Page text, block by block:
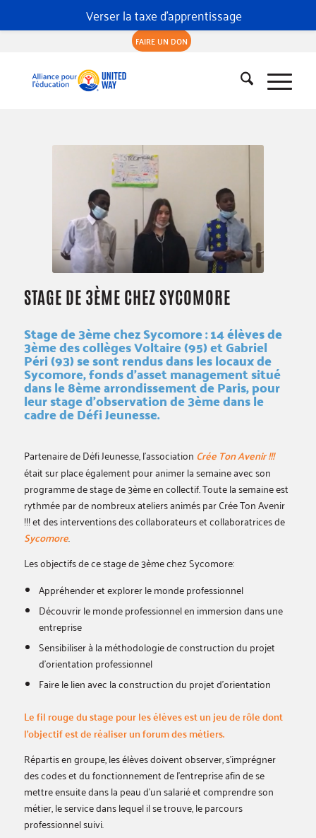
FAIRE UN DON
STAGE DE 3ÈME CHEZ SYCOMORE
Stage de 3ème chez Sycomore : 14 élèves de
3ème des collèges Voltaire (95) et Gabriel
Péri (93) se sont rendus dans les locaux de
Sycomore, fonds d’asset management situé
dans le 8ème arrondissement de Paris, pour
leur stage d’observation de 3ème dans le
cadre de Défi Jeunesse.
Partenaire de Défi Jeunesse, l’association Crée Ton Avenir !!!
était sur place également pour animer la semaine avec son
programme de stage de 3ème en collectif. Toute la semaine est
rythmée par de nombreux ateliers animés par Crée Ton Avenir
!!! et des interventions des collaborateurs et collaboratrices de
Sycomore.
Les objectifs de ce stage de 3ème chez Sycomore:
Appréhender et explorer le monde professionnel
Découvrir le monde professionnel en immersion dans une
entreprise
Sensibiliser à la méthodologie de construction du projet
d’orientation professionnel
Faire le lien avec la construction du projet d’orientation
Le fil rouge du stage pour les élèves est un jeu de rôle dont
l’objectif est de réaliser un forum des métiers.
Répartis en groupe, les élèves doivent observer, s’imprégner
des codes et du fonctionnement de l’entreprise afin de se
mettre ensuite dans la peau d’un salarié et comprendre son
métier, le service dans lequel il se trouve, le parcours
professionnel suivi.
Verser la taxe d'apprentissage